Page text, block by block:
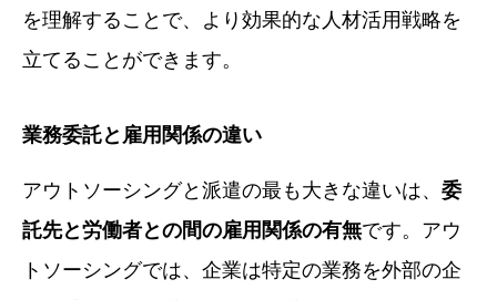
を理解することで、より効果的な人材活用戦略を
立てることができます。
業務委託と雇用関係の違い
アウトソーシングと派遣の最も大きな違いは、 委
託先と労働者との間の雇用関係の有無です。アウ
トソーシングでは、企業は特定の業務を外部の企